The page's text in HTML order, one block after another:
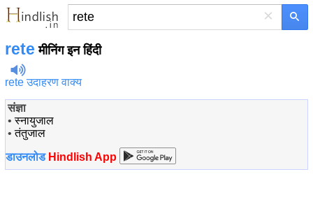
×
rete मीनिंग इन हिंदी
rete उदाहरण वाक्य
संज्ञा
•स्नायुजाल
•तंतुजाल
डाउनलोड Hindlish App